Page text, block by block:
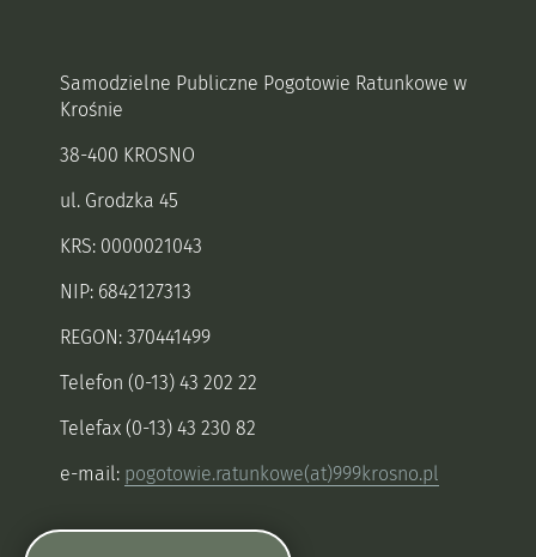
Samodzielne Publiczne Pogotowie Ratunkowe w
Krośnie
38-400 KROSNO
ul. Grodzka 45
KRS: 0000021043
NIP: 6842127313
REGON: 370441499
Telefon (0-13) 43 202 22
Telefax (0-13) 43 230 82
e-mail: pogotowie.ratunkowe(at)999krosno.pl